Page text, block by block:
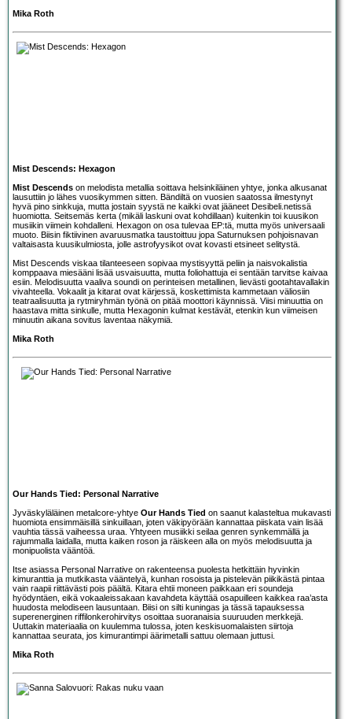
Mika Roth
Mist Descends: Hexagon
Mist Descends on melodista metallia soittava helsinkiläinen yhtye, jonka alkusanat
lausuttiin jo lähes vuosikymmen sitten. Bändiltä on vuosien saatossa ilmestynyt
hyvä pino sinkkuja, mutta jostain syystä ne kaikki ovat jääneet Desibeli.netissä
huomiotta. Seitsemäs kerta (mikäli laskuni ovat kohdillaan) kuitenkin toi kuusikon
musiikin viimein kohdalleni. Hexagon on osa tulevaa EP:tä, mutta myös universaali
muoto. Biisin fiktiivinen avaruusmatka taustoittuu jopa Saturnuksen pohjoisnavan
valtaisasta kuusikulmiosta, jolle astrofyysikot ovat kovasti etsineet selitystä.
Mist Descends viskaa tilanteeseen sopivaa mystisyyttä peliin ja naisvokalistia
komppaava miesääni lisää usvaisuutta, mutta foliohattuja ei sentään tarvitse kaivaa
esiin. Melodisuutta vaaliva soundi on perinteisen metallinen, lievästi gootahtavallakin
vivahteella. Vokaalit ja kitarat ovat kärjessä, koskettimista kammetaan väliosiin
teatraalisuutta ja rytmiryhmän työnä on pitää moottori käynnissä. Viisi minuuttia on
haastava mitta sinkulle, mutta Hexagonin kulmat kestävät, etenkin kun viimeisen
minuutin aikana sovitus laventaa näkymiä.
Mika Roth
Our Hands Tied: Personal Narrative
Jyväskyläläinen metalcore-yhtye Our Hands Tied on saanut kalasteltua mukavasti
huomiota ensimmäisillä sinkuillaan, joten väkipyörään kannattaa piiskata vain lisää
vauhtia tässä vaiheessa uraa. Yhtyeen musiikki seilaa genren synkemmällä ja
rajummalla laidalla, mutta kaiken roson ja räiskeen alla on myös melodisuutta ja
monipuolista vääntöä.
Itse asiassa Personal Narrative on rakenteensa puolesta hetkittäin hyvinkin
kimuranttia ja mutkikasta vääntelyä, kunhan rosoista ja pistelevän piikikästä pintaa
vain raapii riittävästi pois päältä. Kitara ehtii moneen paikkaan eri soundeja
hyödyntäen, eikä vokaaleissakaan kavahdeta käyttää osapuilleen kaikkea raa’asta
huudosta melodiseen lausuntaan. Biisi on silti kuningas ja tässä tapauksessa
superenerginen riffilonkerohirvitys osoittaa suoranaisia suuruuden merkkejä.
Uuttakin materiaalia on kuulemma tulossa, joten keskisuomalaisten siirtoja
kannattaa seurata, jos kimurantimpi äärimetalli sattuu olemaan juttusi.
Mika Roth